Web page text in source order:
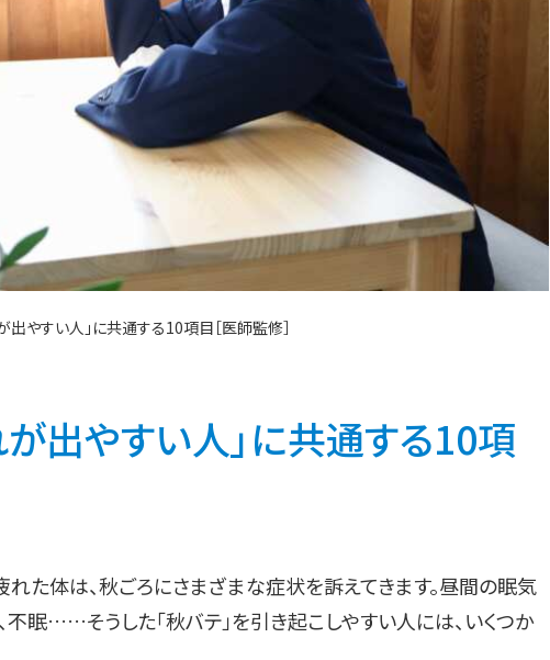
出やすい人」に共通する10項目［医師監修］
が出やすい人」に共通する10項
た体は、秋ごろにさまざまな症状を訴えてきます。昼間の眠気
眠……そうした「秋バテ」を引き起こしやすい人には、いくつか